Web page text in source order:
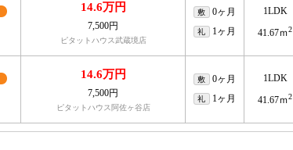
14.6万円
7,500円
ピタットハウス武蔵境店
敷 0ヶ月
礼 1ヶ月
1LDK
41.67ｍ2
14.6万円
7,500円
ピタットハウス阿佐ヶ谷店
敷 0ヶ月
礼 1ヶ月
1LDK
41.67ｍ2